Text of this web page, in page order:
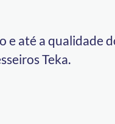
até a qualidade
Teka.